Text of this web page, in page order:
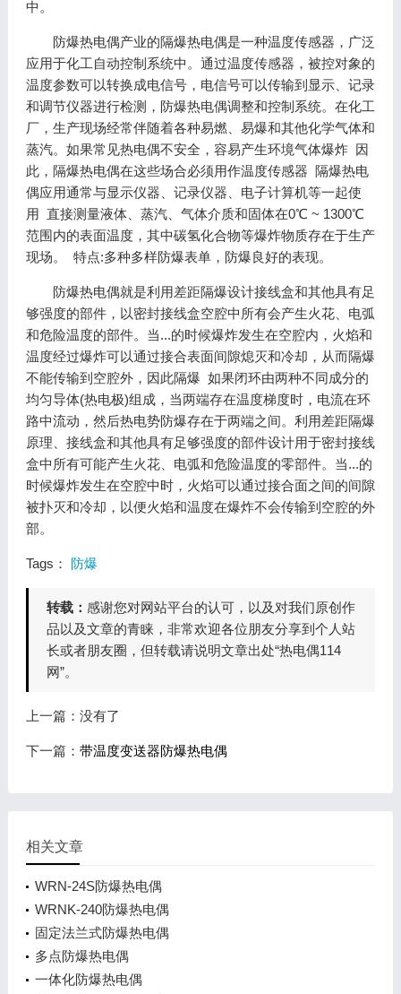
中。
防爆热电偶产业的隔爆热电偶是一种温度传感器，广泛
应用于化工自动控制系统中。通过温度传感器，被控对象的
温度参数可以转换成电信号，电信号可以传输到显示、记录
和调节仪器进行检测，防爆热电偶调整和控制系统。在化工
厂，生产现场经常伴随着各种易燃、易爆和其他化学气体和
蒸汽。如果常见热电偶不安全，容易产生环境气体爆炸 因
此，隔爆热电偶在这些场合必须用作温度传感器 隔爆热电
偶应用通常与显示仪器、记录仪器、电子计算机等一起使
用 直接测量液体、蒸汽、气体介质和固体在0℃ ~ 1300℃
范围内的表面温度，其中碳氢化合物等爆炸物质存在于生产
现场。 特点:多种多样防爆表单，防爆良好的表现。
防爆热电偶就是利用差距隔爆设计接线盒和其他具有足
够强度的部件，以密封接线盒空腔中所有会产生火花、电弧
和危险温度的部件。当...的时候爆炸发生在空腔内，火焰和
温度经过爆炸可以通过接合表面间隙熄灭和冷却，从而隔爆
不能传输到空腔外，因此隔爆 如果闭环由两种不同成分的
均匀导体(热电极)组成，当两端存在温度梯度时，电流在环
路中流动，然后热电势防爆存在于两端之间。利用差距隔爆
原理、接线盒和其他具有足够强度的部件设计用于密封接线
盒中所有可能产生火花、电弧和危险温度的零部件。当...的
时候爆炸发生在空腔中时，火焰可以通过接合面之间的间隙
被扑灭和冷却，以便火焰和温度在爆炸不会传输到空腔的外
部。
Tags： 防爆
转载： 感谢您对网站平台的认可，以及对我们原创作
品以及文章的青睐，非常欢迎各位朋友分享到个人站
长或者朋友圈，但转载请说明文章出处“热电偶114
网”。
上一篇：没有了
下一篇： 带温度变送器防爆热电偶
相关文章
WRN-24S防爆热电偶
WRNK-240防爆热电偶
固定法兰式防爆热电偶
多点防爆热电偶
一体化防爆热电偶